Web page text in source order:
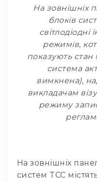
На зовнішніх
блоків
режимів,
показують стан
система
вимкнена),
викладачам
режиму
На зовнішніх
систем TCC